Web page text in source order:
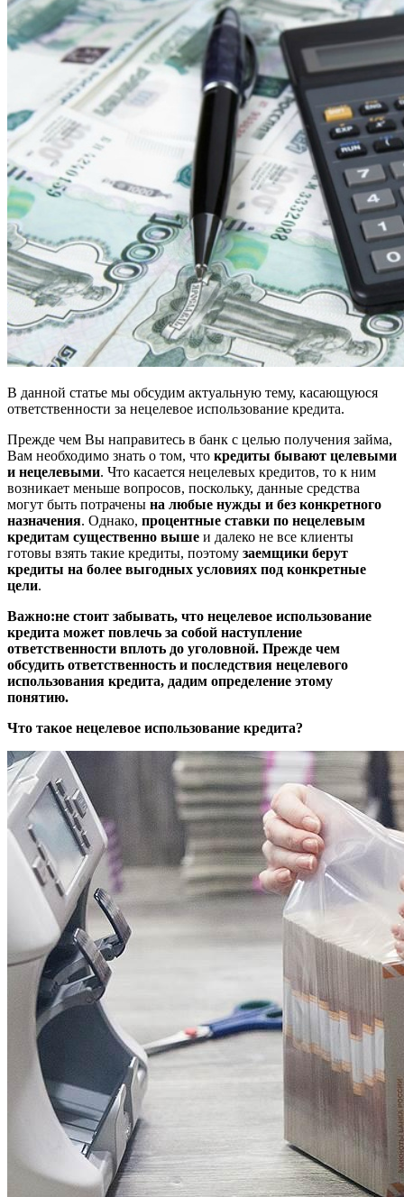
В данной статье мы обсудим актуальную тему, касающуюся
ответственности за нецелевое использование кредита.
Прежде чем Вы направитесь в банк с целью получения займа,
Вам необходимо знать о том, что кредиты бывают целевыми
и нецелевыми. Что касается нецелевых кредитов, то к ним
возникает меньше вопросов, поскольку, данные средства
могут быть потрачены на любые нужды и без конкретного
назначения. Однако, процентные ставки по нецелевым
кредитам существенно выше и далеко не все клиенты
готовы взять такие кредиты, поэтому заемщики берут
кредиты на более выгодных условиях под конкретные
цели.
Важно:не стоит забывать, что нецелевое использование
кредита может повлечь за собой наступление
ответственности вплоть до уголовной. Прежде чем
обсудить ответственность и последствия нецелевого
использования кредита, дадим определение этому
понятию.
Что такое нецелевое использование кредита?